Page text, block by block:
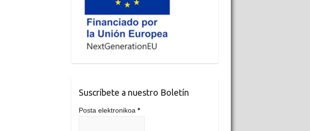
Suscríbete a nuestro Boletín
Posta elektronikoa *